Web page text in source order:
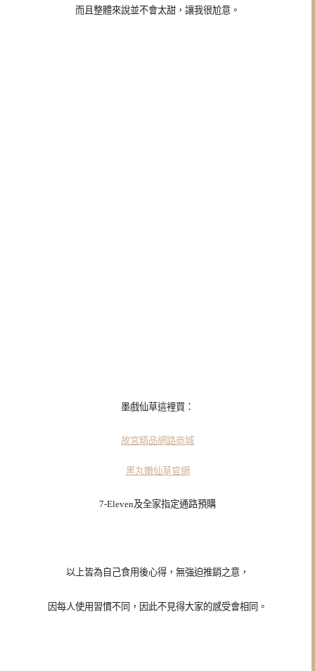
而且整體來說並不會太甜，讓我很尬意。
墨戲仙草這裡買：
故宮精品網路商城
黑丸嫩仙草官網
7-Eleven及全家指定通路預購
以上皆為自己食用後心得，無強迫推銷之意，
因每人使用習慣不同，因此不見得大家的感受會相同。